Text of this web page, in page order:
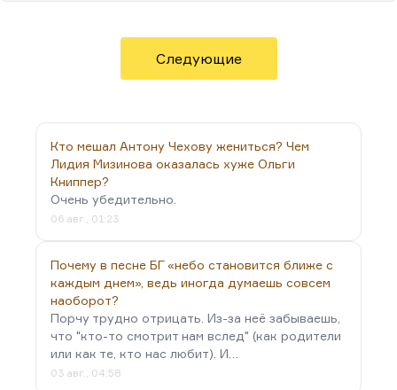
на внутреннем протесте. Либо в условиях
умеренного, неприхотливого, но все-таки
комфорта. Мне, в общем, не нравится, когда меня
Марихуана – дело не в пропаганде наркотиков.
Но марихуана меняет характер мышления. Она
заметно снижает вашу собственную критичность.
И при таком подходе, мне кажется, даже в…
Следующие
Кто мешал Антону Чехову жениться? Чем
Лидия Мизинова оказалась хуже Ольги
Книппер?
Очень убедительно.
06 авг., 01:23
Почему в песне БГ «небо становится ближе с
каждым днем», ведь иногда думаешь совсем
наоборот?
Порчу трудно отрицать. Из-за неё забываешь,
что "кто-то смотрит нам вслед" (как родители
или как те, кто нас любит). И…
03 авг., 04:58